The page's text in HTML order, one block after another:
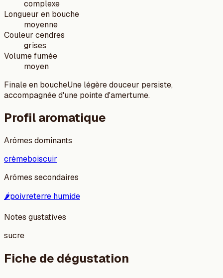
complexe
Longueur en bouche
moyenne
Couleur cendres
grises
Volume fumée
moyen
Finale en boucheUne légère douceur persiste,
accompagnée d'une pointe d'amertume.
Profil aromatique
Arômes dominants
crèmeboiscuir
Arômes secondaires
🌶️poivreterre humide
Notes gustatives
sucre
Fiche de dégustation